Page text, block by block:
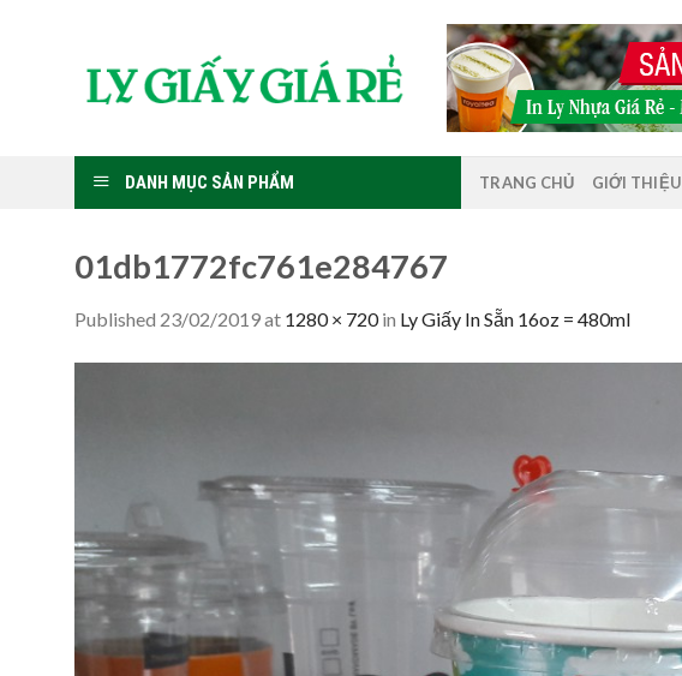
DANH MỤC SẢN PHẨM TRANG CHỦ GIỚI THIỆU
01db1772fc761e284767
Published 23/02/2019at 1280 × 720in Ly Giấy In Sẵn 16oz = 480ml